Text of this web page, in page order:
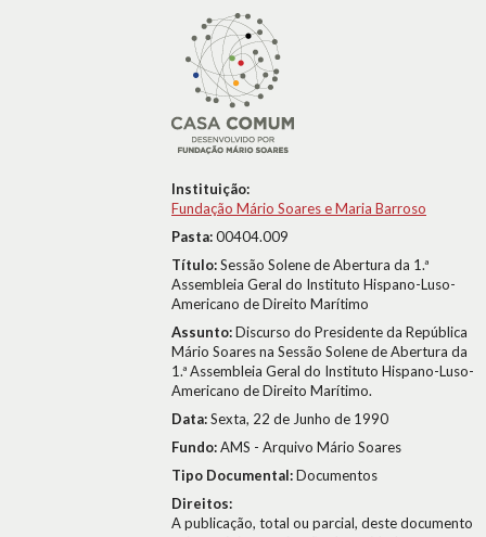
Instituição:
Fundação Mário Soares e Maria Barroso
Pasta:00404.009
Título:Sessão Solene de Abertura da 1.ª
Assembleia Geral do Instituto Hispano-Luso-
Americano de Direito Marítimo
Assunto:Discurso do Presidente da República
Mário Soares na Sessão Solene de Abertura da
1.ª Assembleia Geral do Instituto Hispano-Luso-
Americano de Direito Marítimo.
Data:Sexta, 22 de Junho de 1990
Fundo:AMS - Arquivo Mário Soares
Tipo Documental:Documentos
Direitos:
A publicação, total ou parcial, deste documento